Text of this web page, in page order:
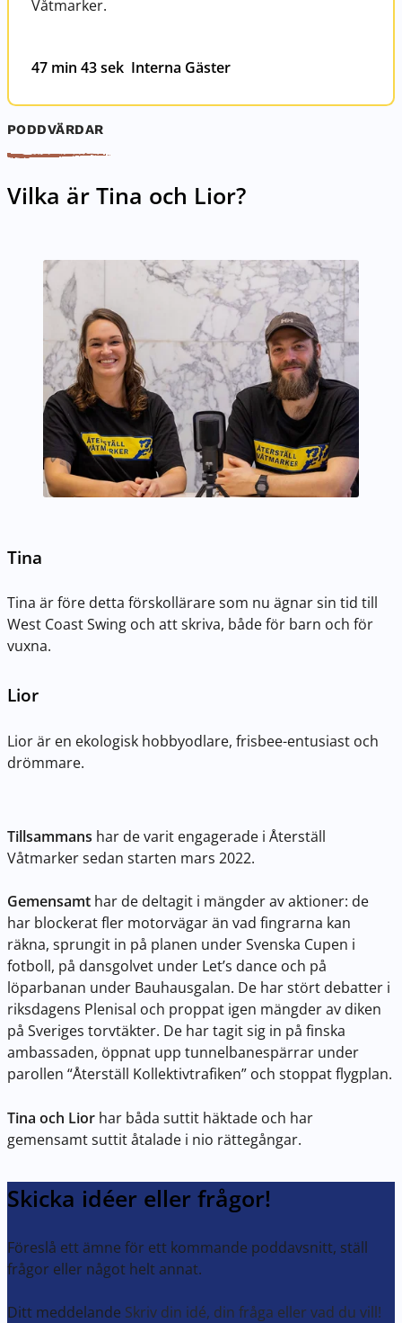
Våtmarker.
47 min 43 sek Interna Gäster
PODDVÄRDAR
Vilka är Tina och Lior?
Tina
Tina är före detta förskollärare som nu ägnar sin tid till
West Coast Swing och att skriva, både för barn och för
vuxna.
Lior
Lior är en ekologisk hobbyodlare, frisbee-entusiast och
drömmare.
Tillsammans har de varit engagerade i Återställ
Våtmarker sedan starten mars 2022.
Gemensamt har de deltagit i mängder av aktioner: de
har blockerat fler motorvägar än vad fingrarna kan
räkna, sprungit in på planen under Svenska Cupen i
fotboll, på dansgolvet under Let’s dance och på
löparbanan under Bauhausgalan. De har stört debatter i
riksdagens Plenisal och proppat igen mängder av diken
på Sveriges torvtäkter. De har tagit sig in på finska
ambassaden, öppnat upp tunnelbanespärrar under
parollen “Återställ Kollektivtrafiken” och stoppat flygplan.
Tina och Lior har båda suttit häktade och har
gemensamt suttit åtalade i nio rättegångar.
Skicka idéer eller frågor!
Föreslå ett ämne för ett kommande poddavsnitt, ställ
frågor eller något helt annat.
Ditt meddelande Skriv din idé, din fråga eller vad du vill!